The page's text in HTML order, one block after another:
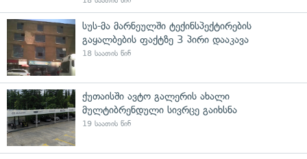
სუს-მა მარნეულში ტექინსპექტირების
გაყალბების ფაქტზე 3 პირი დააკავა
18 საათის წინ
ქუთაისში ავტო გალერის ახალი
მულტიბრენდული სივრცე გაიხსნა
19 საათის წინ